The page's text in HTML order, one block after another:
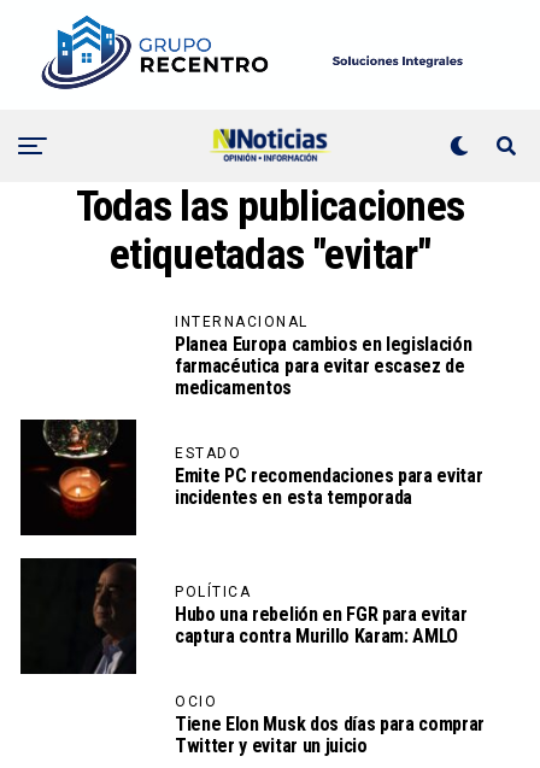
Todas las publicaciones
etiquetadas "evitar"
INTERNACIONAL
Planea Europa cambios en legislación
farmacéutica para evitar escasez de
medicamentos
ESTADO
Emite PC recomendaciones para evitar
incidentes en esta temporada
POLÍTICA
Hubo una rebelión en FGR para evitar
captura contra Murillo Karam: AMLO
OCIO
Tiene Elon Musk dos días para comprar
Twitter y evitar un juicio